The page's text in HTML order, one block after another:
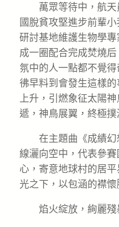
萬眾等待中，航
國脫貧攻堅進步前輩
研討基地維護生物學
成一圈配合完成焚燒
氛中的人一點都不覺
彿早料到會發生這樣
上升，引燃象征太陽
遞，神鳥展翼，終極撲
在主題曲《成績
線灑向空中，代表參
心，寄意地球村的居
光之下，以包涵的襟
焰火綻放，絢麗殘